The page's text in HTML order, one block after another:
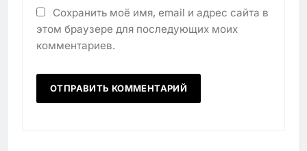
Сохранить моё имя, email и адрес сайта в
этом браузере для последующих моих
комментариев.